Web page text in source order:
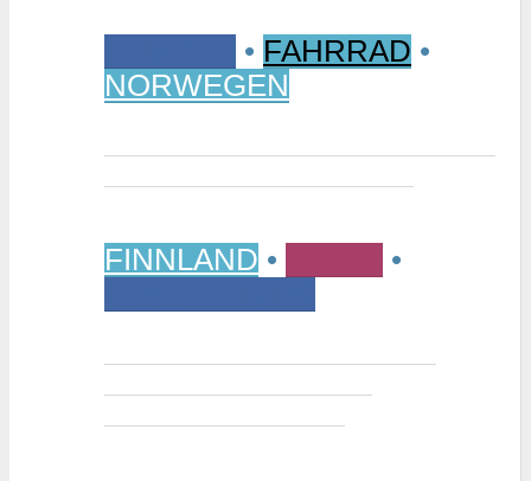
• FAHRRAD •
NORWEGEN
FINNLAND •
•